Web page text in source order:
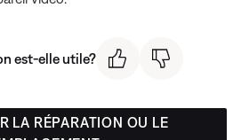
est-elle utile?
LA RÉPARATION OU LE